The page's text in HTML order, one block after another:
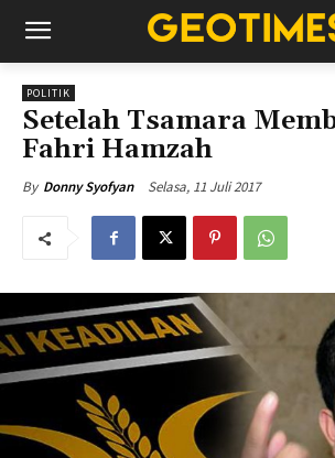
POLITIK
Setelah Tsamara
Fahri Hamzah
By Donny Syofyan Selasa, 11 Juli 2017